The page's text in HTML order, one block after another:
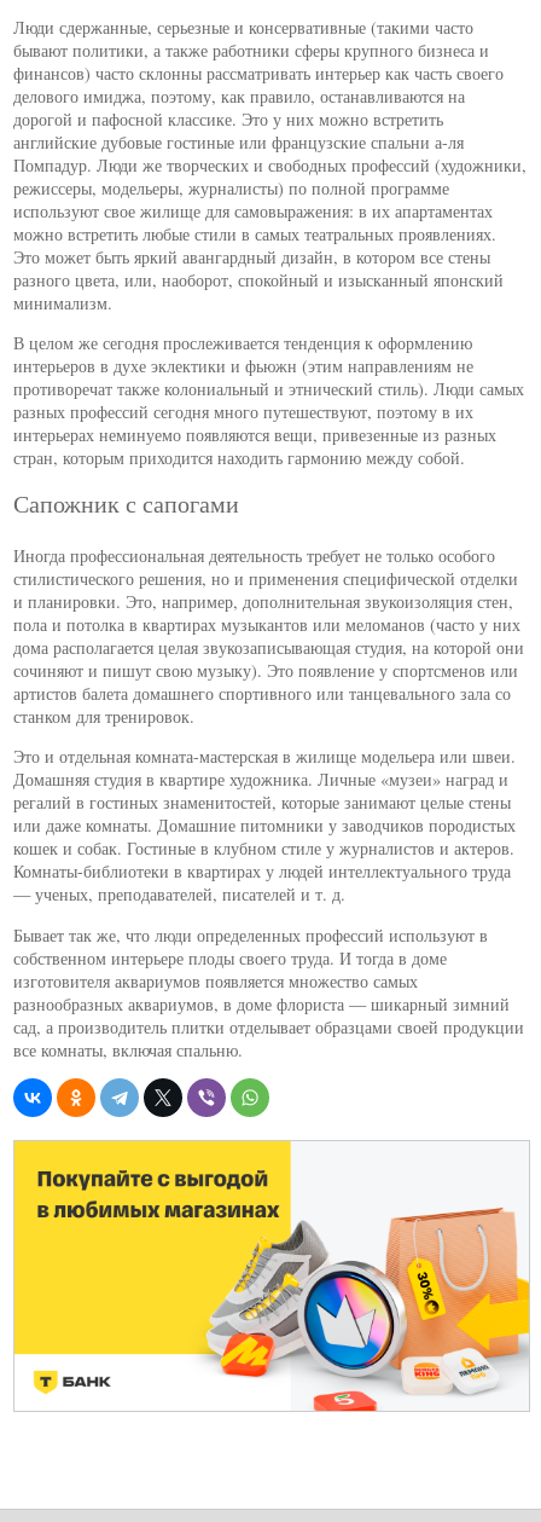
Люди сдержанные, серьезные и консервативные (такими часто
бывают политики, а также работники сферы крупного бизнеса и
финансов) часто склонны рассматривать интерьер как часть своего
делового имиджа, поэтому, как правило, останавливаются на
дорогой и пафосной классике. Это у них можно встретить
английские дубовые гостиные или французские спальни а-ля
Помпадур. Люди же творческих и свободных профессий (художники,
режиссеры, модельеры, журналисты) по полной программе
используют свое жилище для самовыражения: в их апартаментах
можно встретить любые стили в самых театральных проявлениях.
Это может быть яркий авангардный дизайн, в котором все стены
разного цвета, или, наоборот, спокойный и изысканный японский
минимализм.
В целом же сегодня прослеживается тенденция к оформлению
интерьеров в духе эклектики и фьюжн (этим направлениям не
противоречат также колониальный и этнический стиль). Люди самых
разных профессий сегодня много путешествуют, поэтому в их
интерьерах неминуемо появляются вещи, привезенные из разных
стран, которым приходится находить гармонию между собой.
Сапожник с сапогами
Иногда профессиональная деятельность требует не только особого
стилистического решения, но и применения специфической отделки
и планировки. Это, например, дополнительная звукоизоляция стен,
пола и потолка в квартирах музыкантов или меломанов (часто у них
дома располагается целая звукозаписывающая студия, на которой они
сочиняют и пишут свою музыку). Это появление у спортсменов или
артистов балета домашнего спортивного или танцевального зала со
станком для тренировок.
Это и отдельная комната-мастерская в жилище модельера или швеи.
Домашняя студия в квартире художника. Личные «музеи» наград и
регалий в гостиных знаменитостей, которые занимают целые стены
или даже комнаты. Домашние питомники у заводчиков породистых
кошек и собак. Гостиные в клубном стиле у журналистов и актеров.
Комнаты-библиотеки в квартирах у людей интеллектуального труда
— ученых, преподавателей, писателей и т. д.
Бывает так же, что люди определенных профессий используют в
собственном интерьере плоды своего труда. И тогда в доме
изготовителя аквариумов появляется множество самых
разнообразных аквариумов, в доме флориста — шикарный зимний
сад, а производитель плитки отделывает образцами своей продукции
все комнаты, включая спальню.